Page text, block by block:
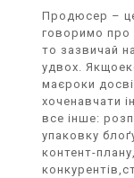
Продюсер –
говоримо про
то зазвичай
удвох.
маєроки
хоченавчати
все інше:
упаковку
контент-